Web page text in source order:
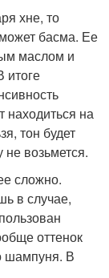
хне, то
басма. Ее
маслом и
итоге
находиться на
тон будет
возьмется.
сложно.
в случае,
оттенок
шампуня. В